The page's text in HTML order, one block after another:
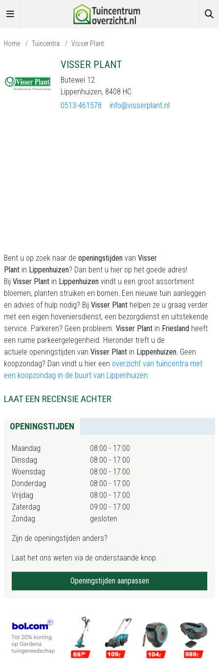
Home / Tuincentra / Visser Plant
VISSER PLANT
Butewei 12
Lippenhuizen, 8408 HC
0513-461578
info@visserplant.nl
Bent u op zoek naar de openingstijden van Visser
Plant in Lippenhuizen? Dan bent u hier op het goede adres!
Bij Visser Plant in Lippenhuizen vindt u een groot assortiment
bloemen, planten struiken en bomen. Een nieuwe tuin aanleggen
en advies of hulp nodig? Bij Visser Plant helpen ze u graag verder
met een eigen hoveniersdienst, een bezorgdienst en uitstekende
service. Parkeren? Geen probleem. Visser Plant in Friesland heeft
een ruime parkeergelegenheid. Hieronder treft u de
actuele openingstijden van Visser Plant in Lippenhuizen. Geen
koopzondag? Dan vindt u hier een overzicht van tuincentra met
een koopzondag in de buurt van Lippenhuizen.
LAAT EEN RECENSIE ACHTER
OPENINGSTIJDEN
Maandag
08:00 - 17:00
Dinsdag
08:00 - 17:00
Woensdag
08:00 - 17:00
Donderdag
08:00 - 17:00
Vrijdag
08:00 - 17:00
Zaterdag
09:00 - 17:00
Zondag
gesloten
Zijn de openingstijden anders?
Laat het ons weten via de onderstaande knop.
Openingstijden aanpassen